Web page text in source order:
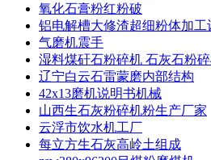
氧化石膏粉红粉破
铝电解槽大修渣超细粉体加工
气磨机震手
湿料煤矸石粉碎机 石灰石粉
辽宁白云石雷蒙磨内部结构
42x13磨机说明书机械
山西生石灰粉碎机粉生产厂家
云浮市饮水机工厂
每立方生石灰高岭土组成